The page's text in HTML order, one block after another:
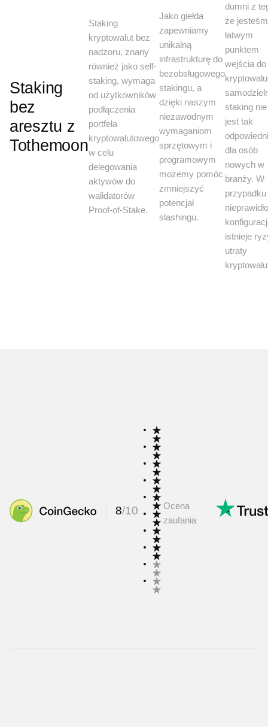
Staking
bez
aresztu z
Tothemoon
Staking
kryptowalut bez
nadzoru, znany
również jako self-
staking, wymaga
od użytkowników
podłączenia
portfela
kryptowalutowego
w celu
delegowania
aktywów do
walidatorów
Proof-of-Stake.
Jako giełda
zapewniamy
unikalną
infrastrukturę do
bezobsługowego
stakingu, a
dzięki naszym
niezawodnym
wymaganiom
sprzętowym i
programowym
możemy pomóc
zmniejszyć
potencjał
slashingu.
dumni z
że
łatwym
punktem
wejścia do
staking nie
jest tak
odpowiedni
dla osób
nowych w
branży. W
przypadku
istnieje
utraty
8/10
Ocena
zaufania